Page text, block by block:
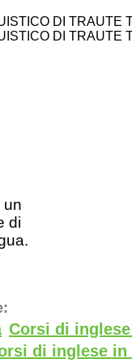
DI TRAUTE
DI TRAUTE
un
di
Corsi di
di inglese in